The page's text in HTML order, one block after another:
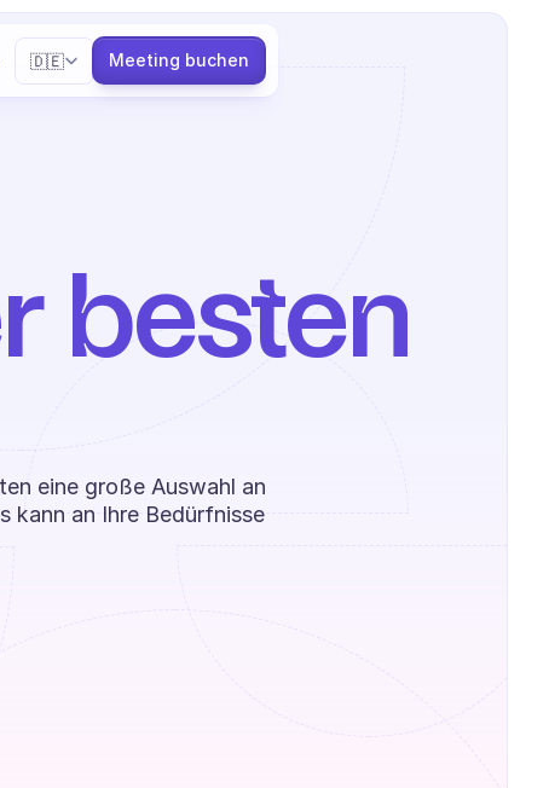
Select Language
🇩🇪 Meeting buchen
besten
eine große Auswahl an
kann an Ihre Bedürfnisse